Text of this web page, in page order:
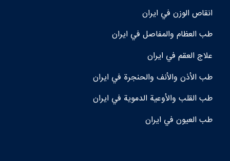
انقاص الوزن في ايران
طب العظام والمفاصل في ايران
علاج العقم في ايران
طب الأذن والأنف والحنجرة في ايران
طب القلب والأوعية الدموية في ايران
طب العيون في ايران